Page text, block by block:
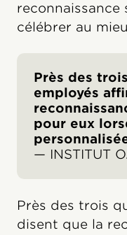
célébrer au
Près des
employés
pour eux
— INSTITUT
Près des trois
disent que la